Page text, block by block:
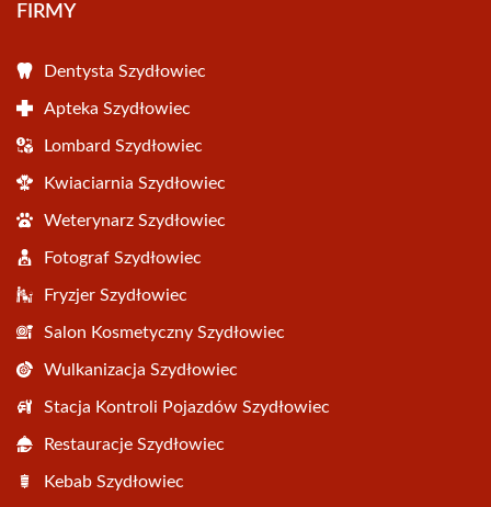
FIRMY
Dentysta Szydłowiec
Apteka Szydłowiec
Lombard Szydłowiec
Kwiaciarnia Szydłowiec
Weterynarz Szydłowiec
Fotograf Szydłowiec
Fryzjer Szydłowiec
Salon Kosmetyczny Szydłowiec
Wulkanizacja Szydłowiec
Stacja Kontroli Pojazdów Szydłowiec
Restauracje Szydłowiec
Kebab Szydłowiec